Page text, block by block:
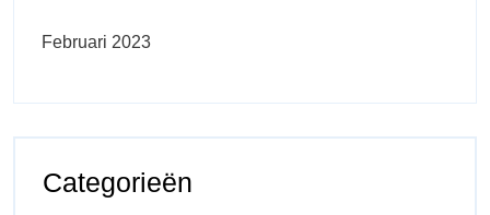
Februari 2023
Categorieën